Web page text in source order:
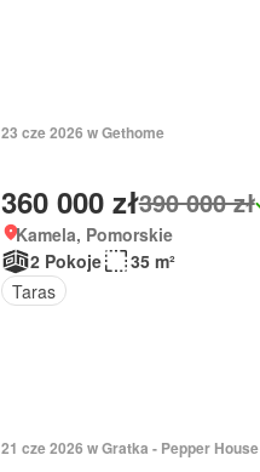
23 cze 2026 w Gethome
360 000 zł390 000 zł
Kamela, Pomorskie
2 Pokoje
35 m²
Taras
21 cze 2026 w Gratka - Pepper House